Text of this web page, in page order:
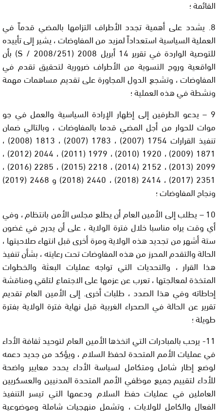
القائمة ؛
8. يشدد على أهمية تجدد الأطراف التزامها بالمضي قدماً في
العملية السياسية استعداداً لمزيد من المفاوضات ، يشير إلى تأييده
للتوصية الواردة في تقرير 14 أبريل 2008 (S / 2008/251) بأن
الواقعية وروح التسوية من الأطراف ضرورية لتحقيق تقدم في
المفاوضات ، وتشجع الدول المجاورة على تقديم مساهمات مهمة
ونشطة في هذه العملية ؛
9 – يدعو الطرفين إلى إظهار الإرادة السياسية والعمل في جو
موات للحوار من أجل المضي قدما بالمفاوضات ، وبالتالي ضمان
تنفيذ القرارات 1754 (2007) ، 1783 (2007) ، 1813 (2008) ،
1871 (2009) ، 1920 (2010) ، 1979 (2011) ، 2044 (2012) ،
2099 (2013) ، 2152 (2014) ، 2218 (2015) ، 2285 (2016) ،
2351 (2017) ، 2414 (2018) ، 2440 (2018) و 2468 (2019)
ونجاح المفاوضات ؛
10 – يطلب إلى الأمين العام أن يطلع مجلس الأمن بانتظام ، وفي
أي وقت يراه مناسبا خلال فترة الولاية ، على أن يدرج في غضون
ستة أشهر من تجديد هذه الولاية ومرة ​​أخرى قبل انتهاء صلاحيتها ،
الحالة والتقدم المحرز من هذه المفاوضات تحت رعايته ، بشأن تنفيذ
هذا القرار ، والتحديات التي تواجه عمليات البعثة والخطوات
المتخذة لمعالجتها ، تعرب عن عزمها على الاجتماع لتلقي ومناقشة
إحاطاته وفي هذا الصدد ، طلبات أخرى. إلى الأمين العام تقديم
تقرير عن الحالة في الصحراء الغربية قبل نهاية فترة الولاية بفترة
طويلة ؛
11- يرحب بالمبادرات التي اتخذها الأمين العام لتوحيد ثقافة الأداء
في عمليات الأمم المتحدة لحفظ السلام ، ويؤكد من جديد دعمه
لوضع إطار شامل ومتكامل لسياسة الأداء يحدد معايير واضحة
للأداء لتقييم جميع موظفي الأمم المتحدة المدنيين والعسكريين
العاملين في عمليات حفظ السلام ودعمها التي تيسر التنفيذ
الفعال والكامل للولايات ، وتشمل منهجيات شاملة وموضوعية